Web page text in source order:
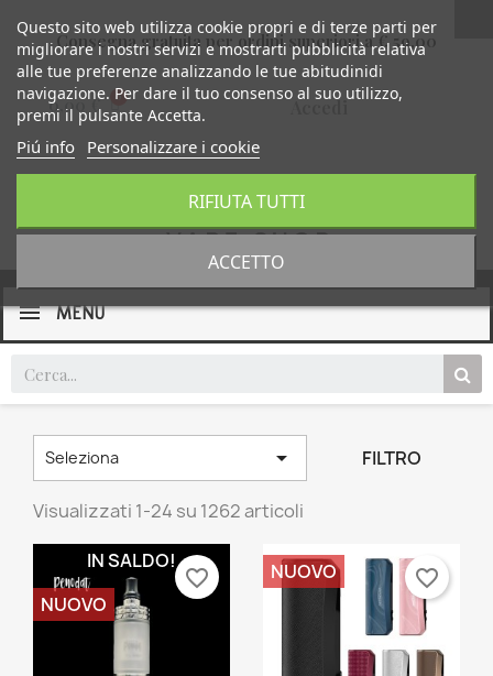
Consegna gratuita per ordini superiori a € 59,00
0,00 €
MENU
Seleziona  FILTRO
Visualizzati 1-24 su 1262 articoli
IN SALDO!
NUOVO
favorite_border NUOVO favorite_border
Questo sito web utilizza cookie propri e di terze parti per
migliorare i nostri servizi e mostrarti pubblicità relativa
alle tue preferenze analizzando le tue abitudinidi
navigazione. Per dare il tuo consenso al suo utilizzo,
premi il pulsante Accetta.
Piú info Personalizzare i cookie
RIFIUTA TUTTI
ACCETTO